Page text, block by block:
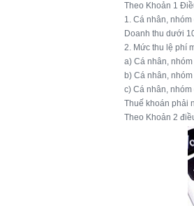
Theo Khoản 1
1. Cá nhân,
Doanh thu dưới
2. Mức thu lệ phí
a) Cá nhân,
b) Cá nhân,
c) Cá nhân,
Thuế khoán phải
Theo Khoản 2